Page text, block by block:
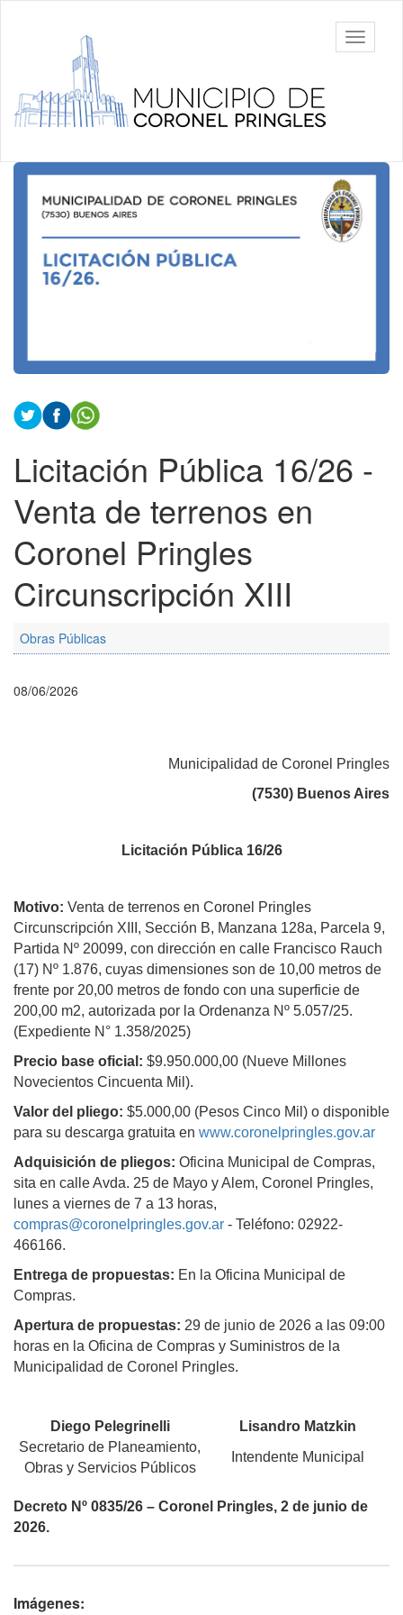
Municipalidad
de Coronel
Pringles
barra
Contenido
principal
Licitación Pública 16/26 -
Venta de terrenos en
Coronel Pringles
Circunscripción XIII
Obras Públicas
08/06/2026
Municipalidad de Coronel Pringles
(7530) Buenos Aires
Licitación Pública 16/26
Motivo: Venta de terrenos en Coronel Pringles
Circunscripción XIII, Sección B, Manzana 128a, Parcela 9,
Partida Nº 20099, con dirección en calle Francisco Rauch
(17) Nº 1.876, cuyas dimensiones son de 10,00 metros de
frente por 20,00 metros de fondo con una superficie de
200,00 m2, autorizada por la Ordenanza Nº 5.057/25.
(Expediente N° 1.358/2025)
Precio base oficial: $9.950.000,00 (Nueve Millones
Novecientos Cincuenta Mil).
Valor del pliego: $5.000,00 (Pesos Cinco Mil) o disponible
para su descarga gratuita en www.coronelpringles.gov.ar
Adquisición de pliegos: Oficina Municipal de Compras,
sita en calle Avda. 25 de Mayo y Alem, Coronel Pringles,
lunes a viernes de 7 a 13 horas,
compras@coronelpringles.gov.ar - Teléfono: 02922-
466166.
Entrega de propuestas: En la Oficina Municipal de
Compras.
Apertura de propuestas: 29 de junio de 2026 a las 09:00
horas en la Oficina de Compras y Suministros de la
Municipalidad de Coronel Pringles.
Diego Pelegrinelli
Lisandro Matzkin
Secretario de Planeamiento,
Obras y Servicios Públicos
Intendente Municipal
Decreto Nº 0835/26 – Coronel Pringles, 2 de junio de
2026.
Imágenes: